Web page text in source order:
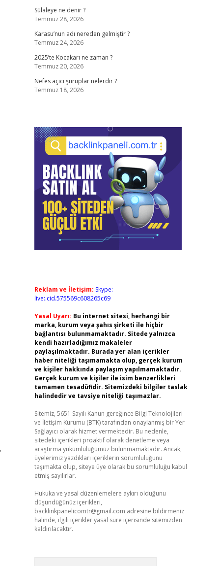
Sülaleye ne denir ?
Temmuz 28, 2026
Karasu’nun adı nereden gelmiştir ?
Temmuz 24, 2026
2025’te Kocakarı ne zaman ?
Temmuz 20, 2026
Nefes açıcı şuruplar nelerdir ?
Temmuz 18, 2026
Reklam ve İletişim: Skype:
live:.cid.575569c608265c69
Yasal Uyarı: Bu internet sitesi, herhangi bir
marka, kurum veya şahıs şirketi ile hiçbir
bağlantısı bulunmamaktadır. Sitede yalnızca
kendi hazırladığımız makaleler
paylaşılmaktadır. Burada yer alan içerikler
haber niteliği taşımamakta olup, gerçek kurum
ve kişiler hakkında paylaşım yapılmamaktadır.
Gerçek kurum ve kişiler ile isim benzerlikleri
tamamen tesadüfidir. Sitemizdeki bilgiler taslak
halindedir ve tavsiye niteliği taşımazlar.
Sitemiz, 5651 Sayılı Kanun gereğince Bilgi Teknolojileri
ve İletişim Kurumu (BTK) tarafından onaylanmış bir Yer
Sağlayıcı olarak hizmet vermektedir. Bu nedenle,
sitedeki içerikleri proaktif olarak denetleme veya
araştırma yükümlülüğümüz bulunmamaktadır. Ancak,
üyelerimiz yazdıkları içeriklerin sorumluluğunu
taşımakta olup, siteye üye olarak bu sorumluluğu kabul
etmiş sayılırlar.
Hukuka ve yasal düzenlemelere aykırı olduğunu
düşündüğünüz içerikleri,
backlinkpanelicomtr@gmail.com adresine bildirmeniz
halinde, ilgili içerikler yasal süre içerisinde sitemizden
kaldırılacaktır.